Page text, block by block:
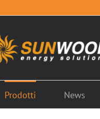
Prodotti News